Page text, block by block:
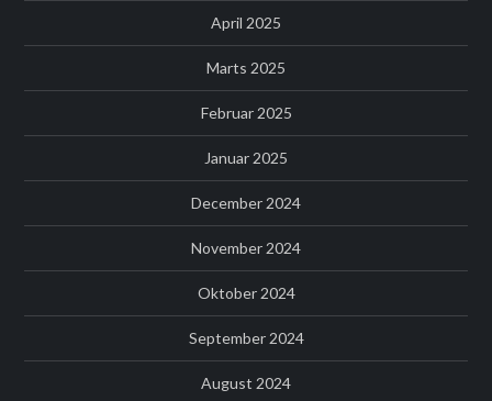
April 2025
Marts 2025
Februar 2025
Januar 2025
December 2024
November 2024
Oktober 2024
September 2024
August 2024